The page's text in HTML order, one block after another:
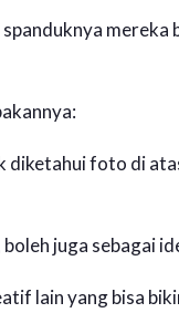
mereka
diketahui foto di
juga sebagai
lain yang bisa